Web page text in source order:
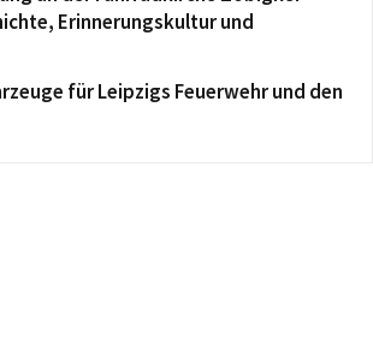
Erinnerungskultur und
für Leipzigs Feuerwehr und den